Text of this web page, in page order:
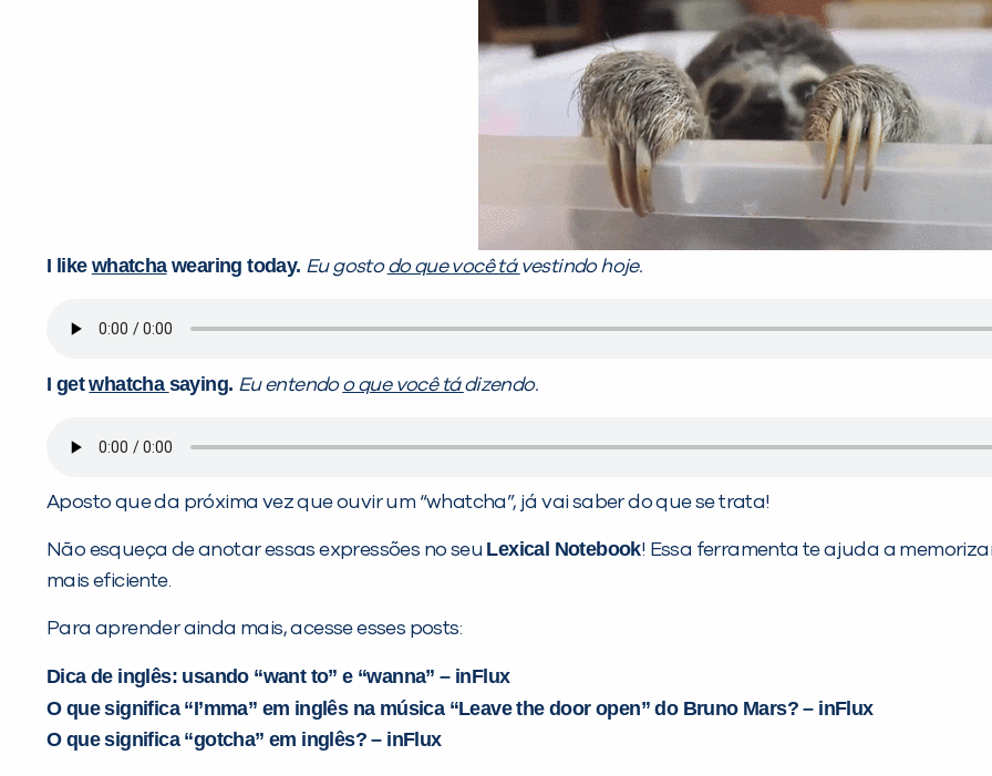
I like whatchawearing today. Eu gostodo que você tá vestindo hoje.
I getwhatcha saying. Eu entendoo que você tádizendo.
Aposto que da próxima vez que ouvir um “whatcha”, já vai saber do que se trata!
Não esqueça de anotar essas expressões no seu Lexical Notebook! Essa ferramenta te ajuda a
mais eficiente.
Para aprender ainda mais, acesse esses posts:
Dica de inglês: usando “want to” e “wanna” – inFlux
O que significa “I’mma” em inglês na música “Leave the door open” do Bruno Mars? – inFlux
O que significa “gotcha” em inglês? – inFlux